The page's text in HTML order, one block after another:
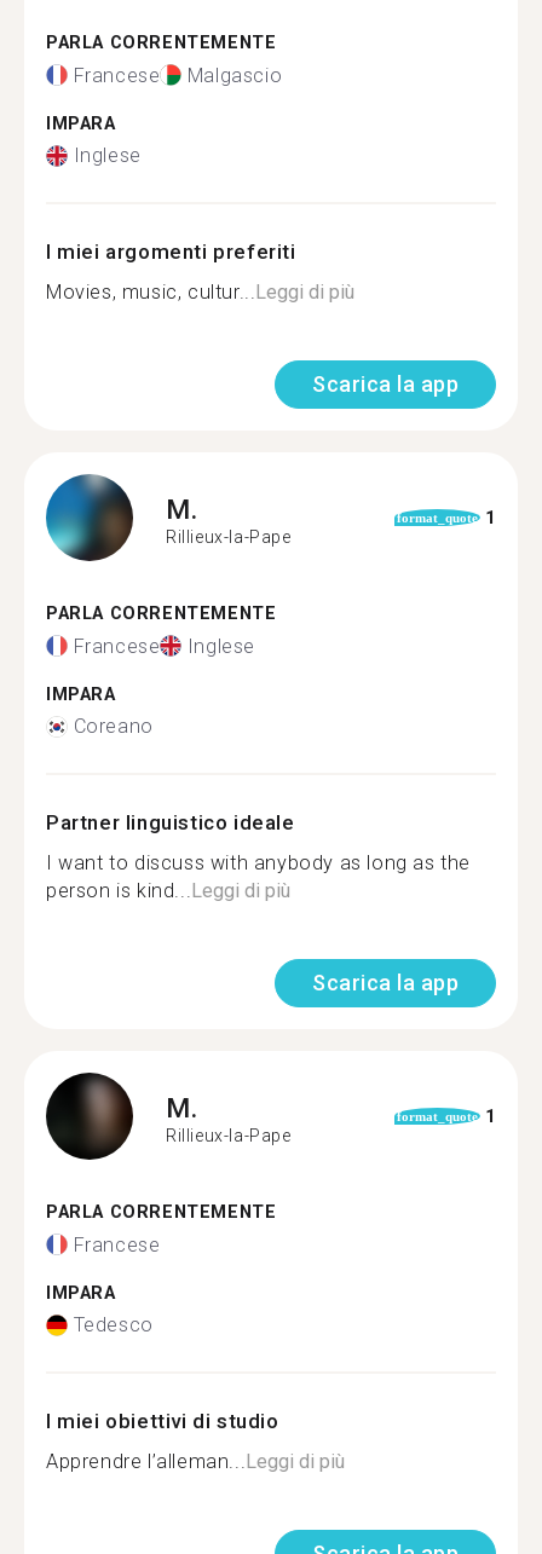
PARLA CORRENTEMENTE
Francese Malgascio
IMPARA
Inglese
I miei argomenti preferiti
Movies, music, cultur...Leggi di più
Scarica la app
M.
Rillieux-la-Pape
format_quote 1
PARLA CORRENTEMENTE
Francese Inglese
IMPARA
Coreano
Partner linguistico ideale
I want to discuss with anybody as long as the
person is kind...Leggi di più
Scarica la app
M.
Rillieux-la-Pape
format_quote 1
PARLA CORRENTEMENTE
Francese
IMPARA
Tedesco
I miei obiettivi di studio
Apprendre l’alleman...Leggi di più